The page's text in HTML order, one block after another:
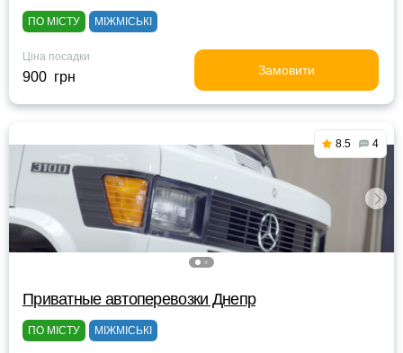
ПО МІСТУ МІЖМІСЬКІ
Ціна посадки
900 грн Замовити
8.5 4
Приватные автоперевозки Днепр
ПО МІСТУ МІЖМІСЬКІ